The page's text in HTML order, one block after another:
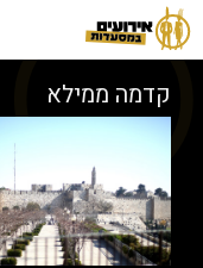
קדמה ממילא